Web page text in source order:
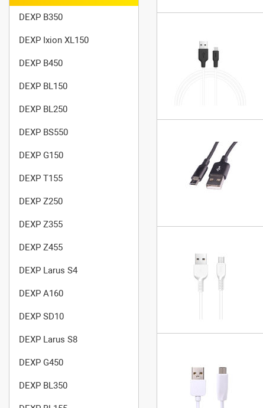
DEXP B350
DEXP Ixion XL150
DEXP B450
DEXP BL150
DEXP BL250
DEXP BS550
DEXP G150
DEXP T155
DEXP Z250
DEXP Z355
DEXP Z455
DEXP Larus S4
DEXP A160
DEXP SD10
DEXP Larus S8
DEXP G450
DEXP BL350